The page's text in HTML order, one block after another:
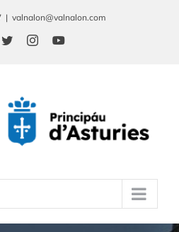
| valnalon@valnalon.com
TwitterInstagramYouTube